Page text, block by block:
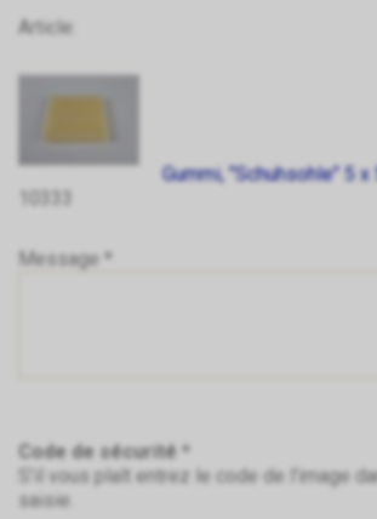
Article:
Gummi, "Schuhsohle" 5 x
Message *
Code de sécurité *
S'il vous plaît entrez le code de l'image
saisie.